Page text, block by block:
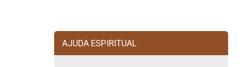
AJUDA ESPIRITUAL